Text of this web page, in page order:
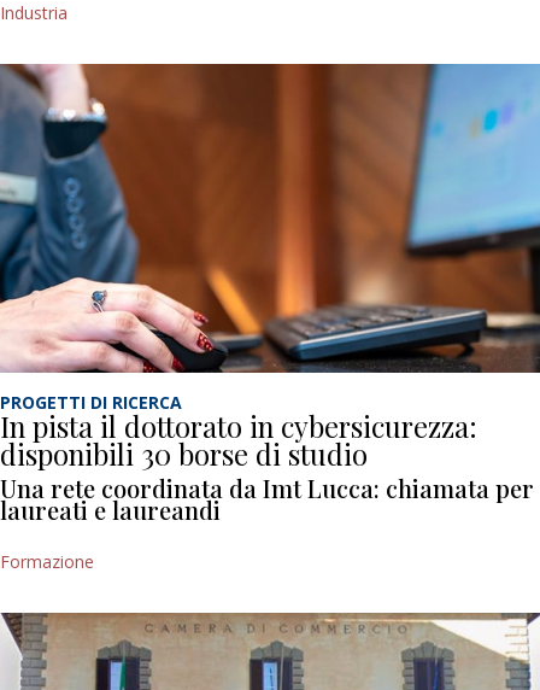
Industria
PROGETTI DI RICERCA
In pista il dottorato in cybersicurezza:
disponibili 30 borse di studio
Una rete coordinata da Imt Lucca: chiamata per
laureati e laureandi
Formazione